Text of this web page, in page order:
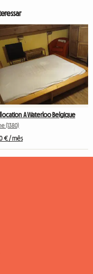
A Waterloo Belgique
(1380)
€ / mês